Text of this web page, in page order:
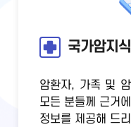
국가암지
암환자, 가족 및
모든 분들께 근거
정보를 제공해 드